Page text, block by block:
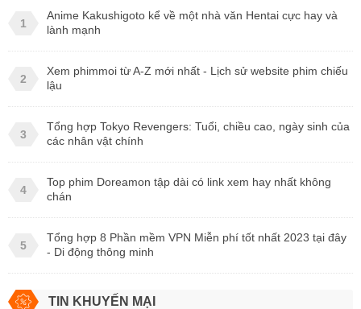
1
Anime Kakushigoto kể về một nhà văn Hentai cực hay và
lành mạnh
2
Xem phimmoi từ A-Z mới nhất - Lịch sử website phim chiếu
lậu
3
Tổng hợp Tokyo Revengers: Tuổi, chiều cao, ngày sinh của
các nhân vật chính
4
Top phim Doreamon tập dài có link xem hay nhất không
chán
5
Tổng hợp 8 Phần mềm VPN Miễn phí tốt nhất 2023 tại đây
- Di động thông minh
TIN KHUYẾN MẠI